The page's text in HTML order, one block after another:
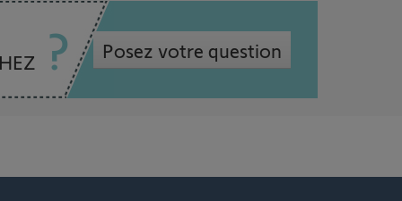
Posez votre question